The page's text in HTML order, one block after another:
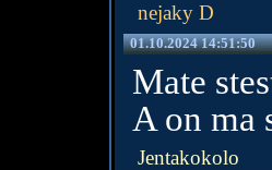
nejaky D
01.10.2024 14:51:50
Mate
A on ma
Jentakokolo